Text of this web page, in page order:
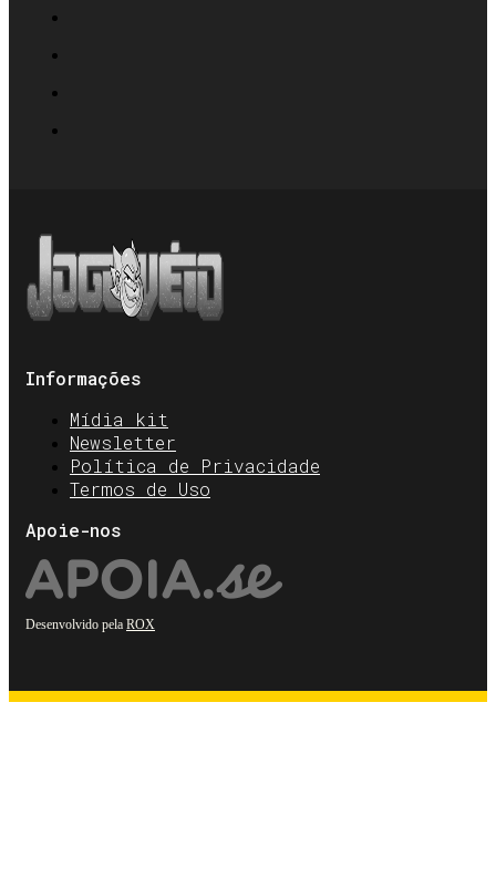
Informações
Mídia kit
Newsletter
Política de Privacidade
Termos de Uso
Apoie-nos
Desenvolvido pela ROX